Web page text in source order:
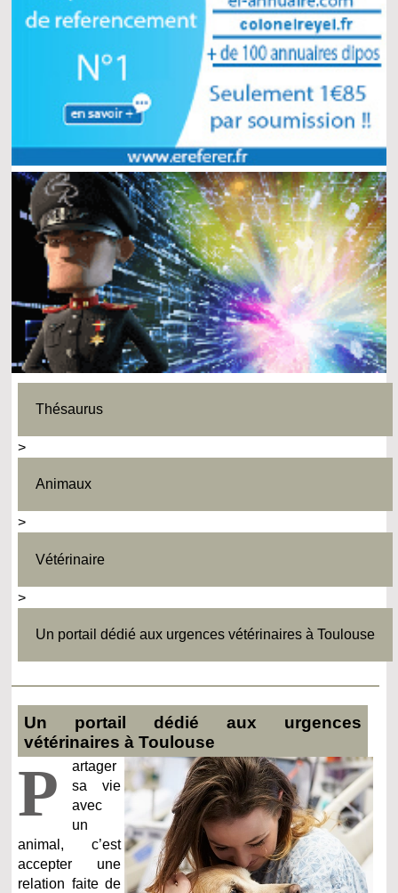
Thésaurus
>
Animaux
>
Vétérinaire
>
Un portail dédié aux urgences vétérinaires à Toulouse
Un portail dédié aux urgences
vétérinaires à Toulouse
P
artager
sa vie
avec
un
animal, c’est
accepter une
relation faite de